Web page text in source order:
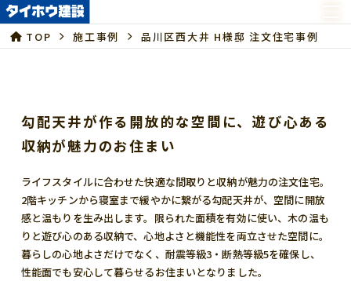
TOP 施工事例 品川区西大井 H様邸 注文住宅事例
勾配天井が作る開放的な空間に、遊び心ある
収納が魅力のお住まい
ライフスタイルに合わせた快適な間取りと収納が魅力の注文住宅。
2階キッチンから寝室まで緩やかに繋がる勾配天井が、空間に開放
感と温もりを生み出します。限られた面積を有効に使い、木の温も
りと遊び心のある収納で、心地よさと機能性を両立させた空間に。
暮らしの心地よさだけでなく、耐震等級3・断熱等級5を確保し、
性能面でも安心して暮らせるお住まいとなりました。